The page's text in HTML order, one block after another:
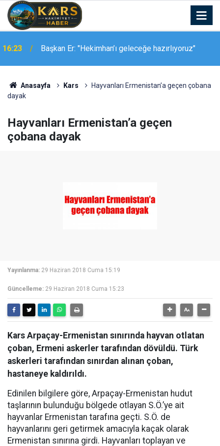
16:23 Başkan Er: "Hekimhan’ı geleceğe hazırlıyoruz"
Anasayfa Kars
Hayvanları Ermenistan’a geçen çobana
dayak
Hayvanları Ermenistan’a geçen
çobana dayak
Yayınlanma: 29 Haziran 2018 Cuma 15:19
Güncelleme: 29 Haziran 2018 Cuma 15:23
Kars Arpaçay-Ermenistan sınırında hayvan otlatan
çoban, Ermeni askerler tarafından dövüldü. Türk
askerleri tarafından sınırdan alınan çoban,
hastaneye kaldırıldı.
Edinilen bilgilere göre, Arpaçay-Ermenistan hudut
taşlarının bulunduğu bölgede otlayan S.Ö.’ye ait
hayvanlar Ermenistan tarafına geçti. S.Ö. de
hayvanlarını geri getirmek amacıyla kaçak olarak
Ermenistan sınırına girdi. Hayvanları toplayan ve